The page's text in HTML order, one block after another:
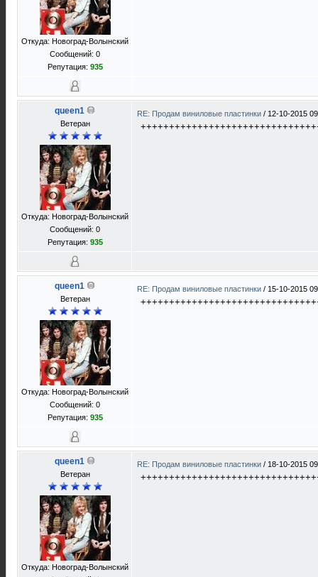
Откуда: Новоград-Волынский
Сообщений: 0
Репутация: 935
queen1
Ветеран
Откуда: Новоград-Волынский
Сообщений: 0
Репутация: 935
RE: Продам виниловые пластинки / 12-10-2015
queen1
Ветеран
Откуда: Новоград-Волынский
Сообщений: 0
Репутация: 935
RE: Продам виниловые пластинки / 15-10-2015
queen1
Ветеран
Откуда: Новоград-Волынский
RE: Продам виниловые пластинки / 18-10-2015